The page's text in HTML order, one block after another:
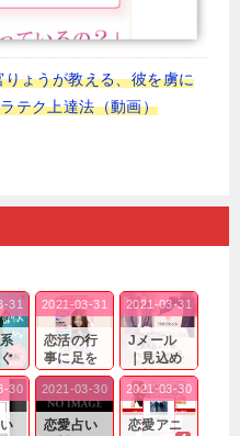
ょうが教える、彼を虜に
テク上達法（動画）
31
恋活の行
事に足を
運んでも
出会いの
チャンス
が訪れ...
2021-03-31
Jメール
｜見込め
る効果が
確実なも
のであっ
ても…...
2021-03-31
30
恋愛占い
2021-03-30
恋愛アニ
2021-03-30